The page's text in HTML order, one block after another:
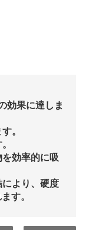
効果に達しま
。
効率的に吸
より、硬度
す。